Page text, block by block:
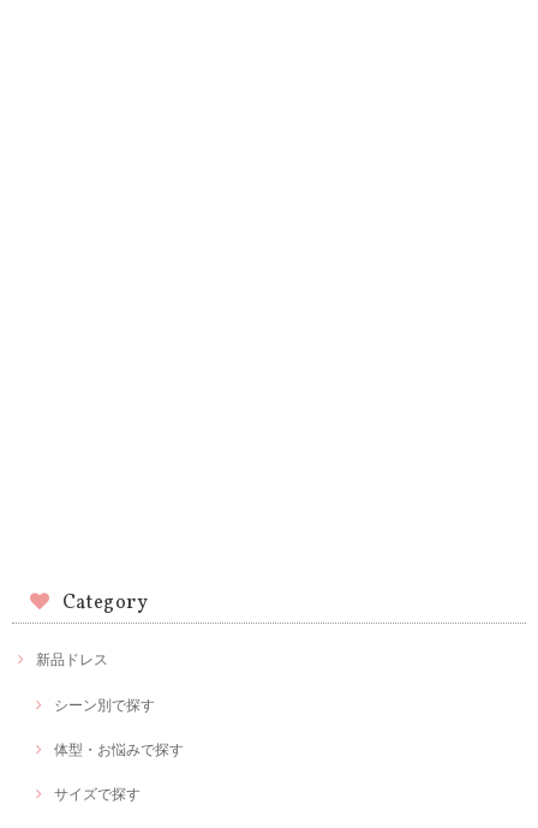
Category
新品ドレス
シーン別で探す
体型・お悩みで探す
サイズで探す